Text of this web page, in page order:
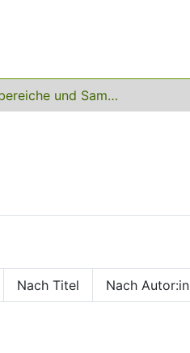
Unterbereiche und Sammlungen
Nach Titel Nach Autor:in